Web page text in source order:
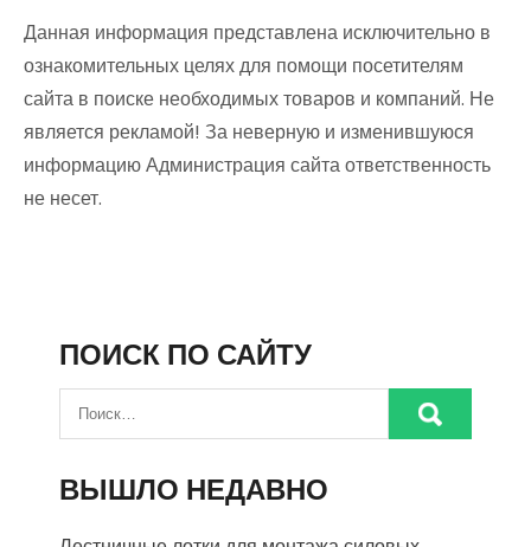
Данная информация представлена исключительно в
ознакомительных целях для помощи посетителям
сайта в поиске необходимых товаров и компаний. Не
является рекламой! За неверную и изменившуюся
информацию Администрация сайта ответственность
не несет.
ПОИСК ПО САЙТУ
ВЫШЛО НЕДАВНО